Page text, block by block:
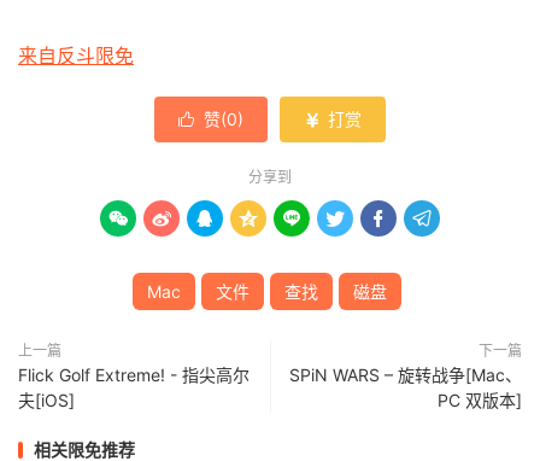
来自反斗限免
 赞(0)  打赏
分享到
       
Mac 文件 查找 磁盘
上一篇
Flick Golf Extreme! - 指尖高尔
夫[iOS]
下一篇
SPiN WARS – 旋转战争[Mac、
PC 双版本]
相关限免推荐